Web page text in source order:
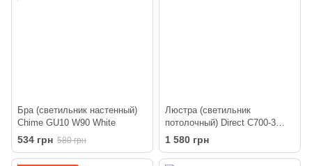
Бра (светильник настенный)
Chime GU10 W90 White
534 грн 580 грн
Люстра (светильник
потолочный) Direct C700-3
Black
1 580 грн